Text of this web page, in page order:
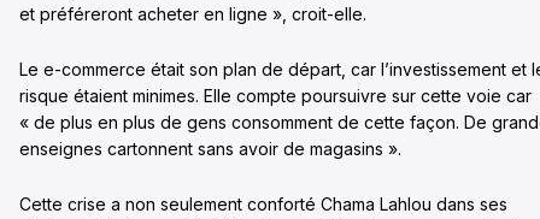
et préféreront acheter en ligne », croit-elle.
Le e-commerce était son plan de départ, car l’investissement et
risque étaient minimes. Elle compte poursuivre sur cette voie car
« de plus en plus de gens consomment de cette façon. De
enseignes cartonnent sans avoir de magasins ».
Cette crise a non seulement conforté Chama Lahlou dans ses